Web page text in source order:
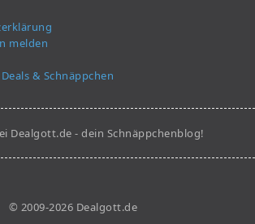
melden
& Schnäppchen
Dealgott.de - dein Schnäppchenblog!
© 2009-2026 Dealgott.de